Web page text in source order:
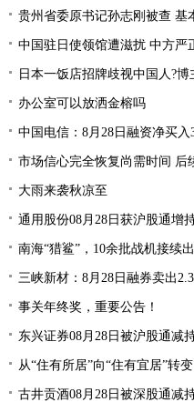
贵州省委原书记孙志刚被查 基
中国驻日使领馆遭滋扰 中方严
日本一饭店招牌歧视中国人?
办公室可以放洒金榕吗
中国电信：8月28日融资净买入
市场信心完全恢复尚需时间 后
大雨来袭秋凉至
通用股份08月28日获沪股通增
南海“猎鲨”，10余批战机接续出
三峡新材：8月28日融券卖出
事关年终奖，重要公告！
东兴证券08月28日被沪股通减
从“住有所居”向“住有宜居”转
古井贡酒08月28日被深股通减